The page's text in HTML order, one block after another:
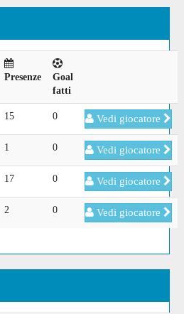
Presenze
Goal
fatti
15 0 Vedi giocatore
1 0 Vedi giocatore
17 0 Vedi giocatore
2 0 Vedi giocatore